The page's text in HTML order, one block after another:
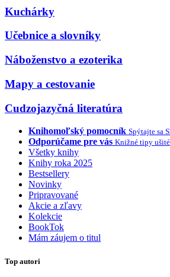
Kuchárky
Učebnice a slovníky
Náboženstvo a ezoterika
Mapy a cestovanie
Cudzojazyčná literatúra
Knihomoľský pomocník Spýtajte sa
Odporúčame pre vás Knižné tipy
Všetky knihy
Knihy roka 2025
Bestsellery
Novinky
Pripravované
Akcie a zľavy
Kolekcie
BookTok
Mám záujem o titul
Top autori